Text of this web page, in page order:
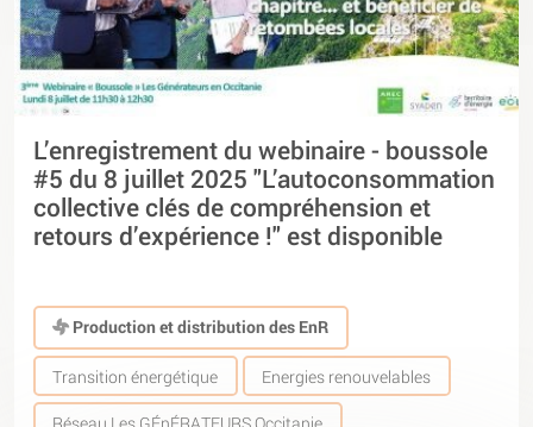
L’enregistrement du webinaire - boussole
#5 du 8 juillet 2025 "L’autoconsommation
collective clés de compréhension et
retours d’expérience !" est disponible
Production et distribution des EnR
Transition énergétique Energies renouvelables